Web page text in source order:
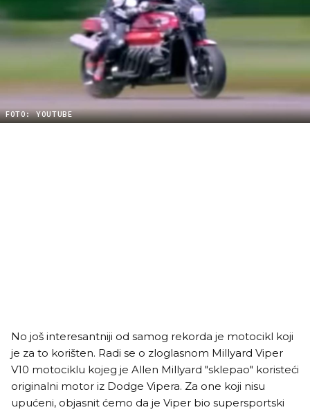
FOTO: YOUTUBE
No još interesantniji od samog rekorda je motocikl koji
je za to korišten. Radi se o zloglasnom Millyard Viper
V10 motociklu kojeg je Allen Millyard "sklepao" koristeći
originalni motor iz Dodge Vipera. Za one koji nisu
upućeni, objasnit ćemo da je Viper bio supersportski